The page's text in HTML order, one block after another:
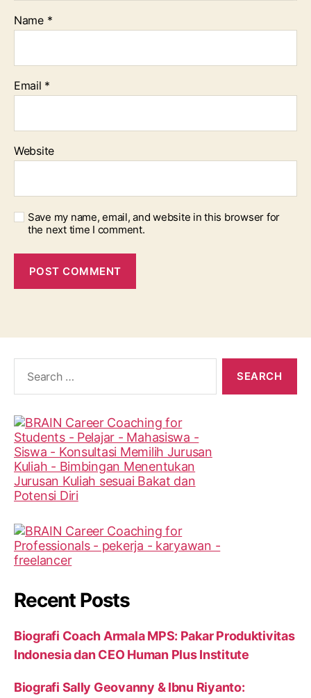
Name *
Email *
Website
Save my name, email, and website in this browser for
the next time I comment.
Recent Posts
Biografi Coach Armala MPS: Pakar Produktivitas
Indonesia dan CEO Human Plus Institute
Biografi Sally Geovanny & Ibnu Riyanto: